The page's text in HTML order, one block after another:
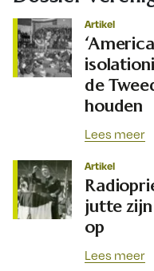
Artikel
de
houden
Lees meer
Artikel
jutte
op
Lees meer